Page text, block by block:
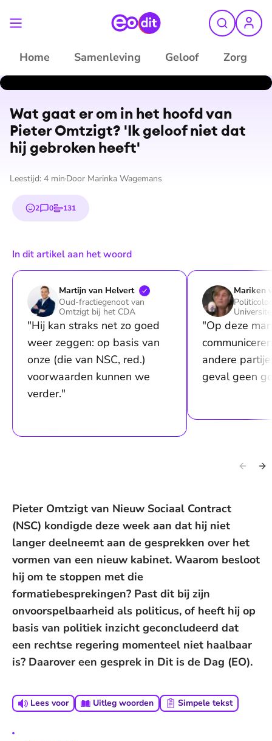
Home Samenleving Geloof Zorg
Wat gaat er om in het hoofd van
Pieter Omtzigt? 'Ik geloof niet dat
hij gebroken heeft'
Leestijd: 4 min Door Marinka Wagemans
2
emojis
0
reacties
131
stemmen
In dit artikel aan het woord
Martijn van Helvert
Oud-fractiegenoot van
Omtzigt bij het CDA
"Hij kan straks net zo goed
weer zeggen: op basis van
onze (die van NSC, red.)
voorwaarden kunnen we
verder."
Mariken
"Op deze
andere
geval geen
Pieter Omtzigt van Nieuw Sociaal Contract
(NSC) kondigde deze week aan dat hij niet
langer deelneemt aan de gesprekken over het
vormen van een nieuw kabinet. Waarom besloot
hij om te stoppen met die
formatiebesprekingen? Past dit bij zijn
onvoorspelbaarheid als politicus, of heeft hij op
basis van politiek inzicht geconcludeerd dat
een rechtse regering momenteel niet haalbaar
is? Daarover een gesprek in Dit is de Dag (EO).
Lees voor Uitleg woorden Simpele tekst